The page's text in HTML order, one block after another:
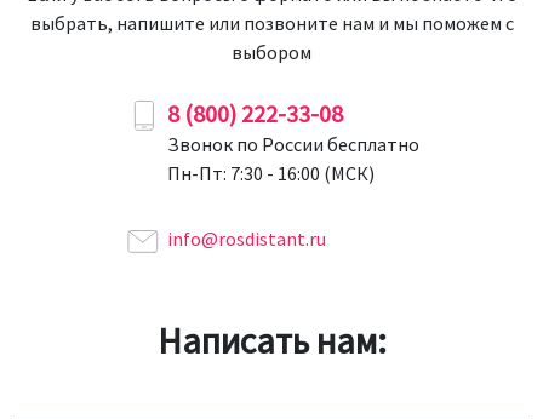
выбрать, напишите или позвоните нам и мы поможем с
выбором
8 (800) 222-33-08
Звонок по России бесплатно
Пн-Пт: 7:30 - 16:00 (МСК)
info@rosdistant.ru
Написать нам: